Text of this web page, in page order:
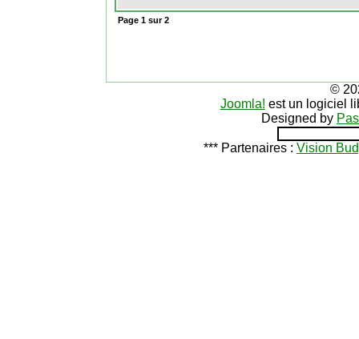
Page 1 sur2
©
Joomla! est un logiciel
Designed by
*** Partenaires : Vision